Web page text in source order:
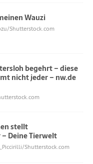
Wauzi
Shutterstock.com
begehrt – diese
nicht jeder – nw.de
stellt
Deine Tierwelt
Shutterstock.com